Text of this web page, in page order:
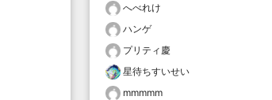
へべれけ
ハンゲ
プリティ慶
星待ちすいせい
mmmmm